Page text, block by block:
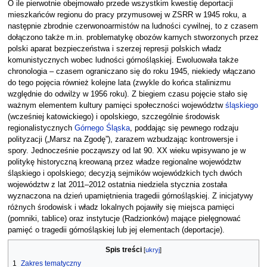
O ile pierwotnie obejmowało przede wszystkim kwestię deportacji
mieszkańców regionu do pracy przymusowej w ZSRR w 1945 roku, a
następnie zbrodnie czerwonoarmistów na ludności cywilnej, to z czasem
dołączono także m.in. problematykę obozów karnych stworzonych przez
polski aparat bezpieczeństwa i szerzej represji polskich władz
komunistycznych wobec ludności górnośląskiej. Ewoluowała także
chronologia – czasem ograniczano się do roku 1945, niekiedy włączano
do tego pojęcia również kolejne lata (zwykle do końca stalinizmu
względnie do odwilży w 1956 roku). Z biegiem czasu pojęcie stało się
ważnym elementem kultury pamięci społeczności województw śląskiego
(wcześniej katowickiego) i opolskiego, szczególnie środowisk
regionalistycznych Górnego Śląska, poddając się pewnego rodzaju
polityzacji („Marsz na Zgodę”), zarazem wzbudzając kontrowersje i
spory. Jednocześnie począwszy od lat 90. XX wieku wpisywano je w
politykę historyczną kreowaną przez władze regionalne województw
śląskiego i opolskiego; decyzją sejmików wojewódzkich tych dwóch
województw z lat 2011–2012 ostatnia niedziela stycznia została
wyznaczona na dzień upamiętnienia tragedii górnośląskiej. Z inicjatywy
różnych środowisk i władz lokalnych pojawiły się miejsca pamięci
(pomniki, tablice) oraz instytucje (Radzionków) mające pielęgnować
pamięć o tragedii górnośląskiej lub jej elementach (deportacje).
Spis treści
1
Zakres tematyczny